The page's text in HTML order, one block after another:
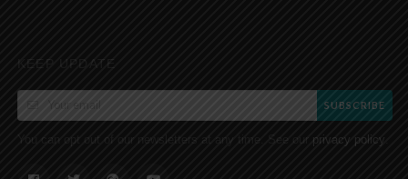
KEEP UPDATE
SUBSCRIBE
You can opt out of our newsletters at any time. See our privacy policy